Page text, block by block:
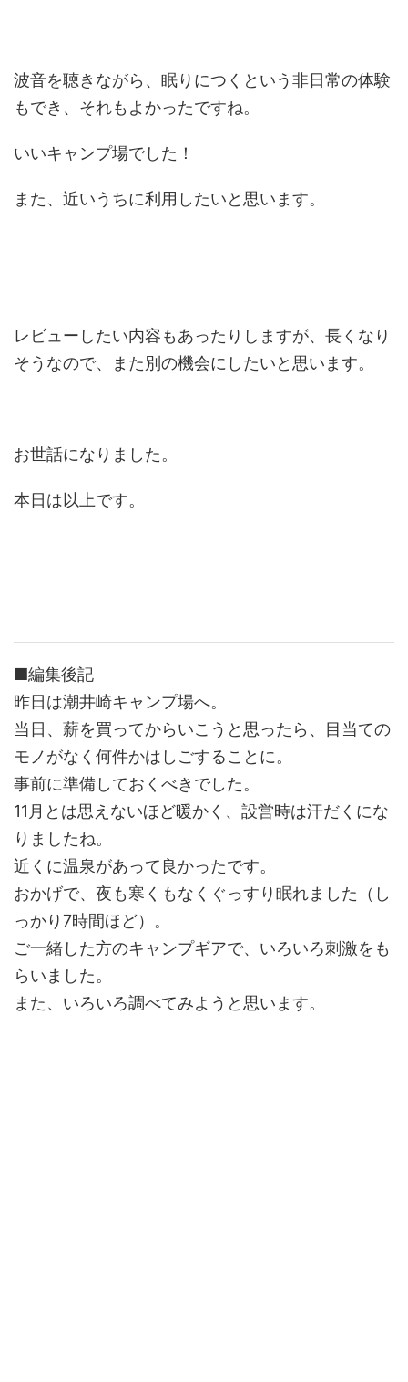
波音を聴きながら、眠りにつくという非日常の体験
もでき、それもよかったですね。
いいキャンプ場でした！
また、近いうちに利用したいと思います。
レビューしたい内容もあったりしますが、長くなり
そうなので、また別の機会にしたいと思います。
お世話になりました。
本日は以上です。
■編集後記
昨日は潮井崎キャンプ場へ。
当日、薪を買ってからいこうと思ったら、目当ての
モノがなく何件かはしごすることに。
事前に準備しておくべきでした。
11月とは思えないほど暖かく、設営時は汗だくにな
りましたね。
近くに温泉があって良かったです。
おかげで、夜も寒くもなくぐっすり眠れました（し
っかり7時間ほど）。
ご一緒した方のキャンプギアで、いろいろ刺激をも
らいました。
また、いろいろ調べてみようと思います。